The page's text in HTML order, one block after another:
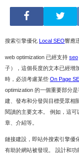
搜索引擎優化 Local SEO響應
web optimization 已經支持 seo
子），這個長度的文本已經增
時，必須考慮某些 On Page
optimization 的一個重要部分
建、發布和分發與目標受眾相
閱讀的主要文本。 例如，這
章、介紹等。
鏈接建設，即站外搜索引擎優
有助於網站被發現。 設計和